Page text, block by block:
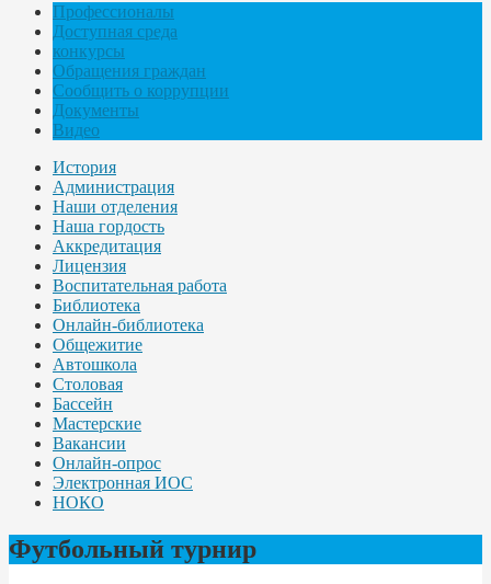
Профессионалы
Доступная среда
конкурсы
Обращения граждан
Сообщить о коррупции
Документы
Видео
История
Администрация
Наши отделения
Наша гордость
Аккредитация
Лицензия
Воспитательная работа
Библиотека
Онлайн-библиотека
Общежитие
Автошкола
Столовая
Бассейн
Мастерские
Вакансии
Онлайн-опрос
Электронная ИОС
НОКО
Футбольный турнир